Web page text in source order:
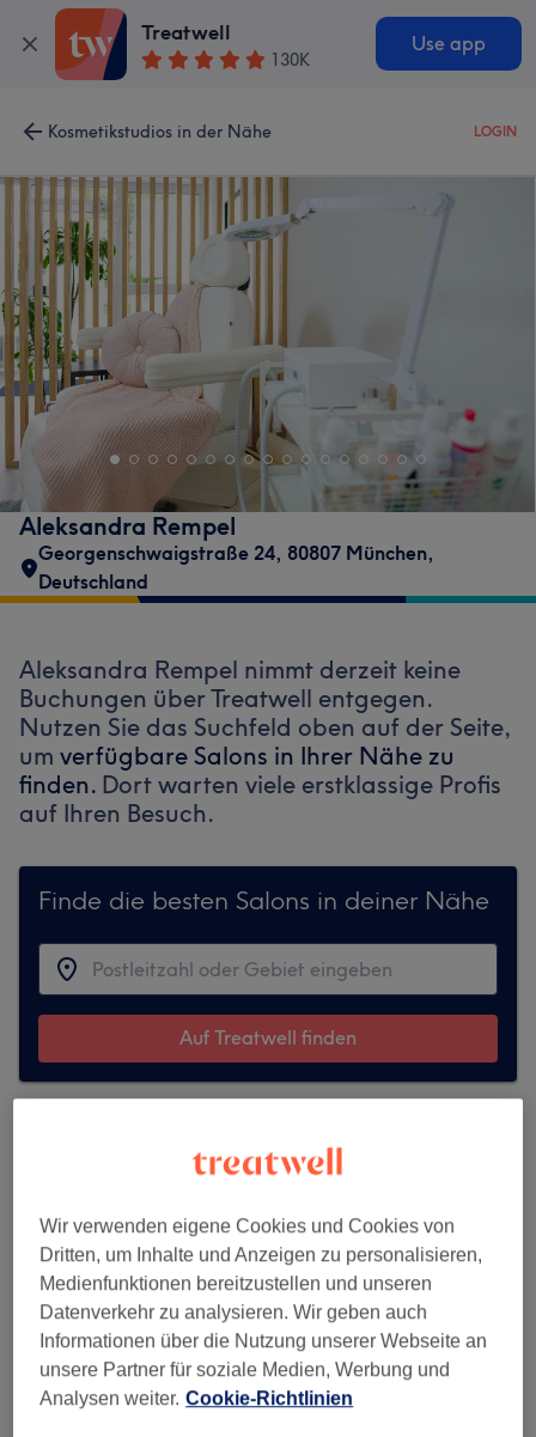
Treatwell
130K
Use app
Kosmetikstudios in der Nähe LOGIN
Aleksandra Rempel
Georgenschwaigstraße 24, 80807 München,
Deutschland
Aleksandra Rempel nimmt derzeit keine
Buchungen über Treatwell entgegen.
Nutzen Sie das Suchfeld oben auf der Seite,
um verfügbare Salons in Ihrer Nähe zu
finden. Dort warten viele erstklassige Profis
auf Ihren Besuch.
Finde die besten Salons in deiner Nähe
Auf Treatwell finden
Wir verwenden eigene Cookies und Cookies von
Dritten, um Inhalte und Anzeigen zu personalisieren,
Medienfunktionen bereitzustellen und unseren
Datenverkehr zu analysieren. Wir geben auch
Informationen über die Nutzung unserer Webseite an
unsere Partner für soziale Medien, Werbung und
Analysen weiter. Cookie-Richtlinien